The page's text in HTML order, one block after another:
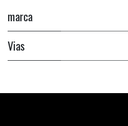
marca
Vias